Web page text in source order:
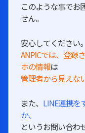
このような事でお
せん。
安心してください。
ANPICでは、登録
ホの情報は
管理者から見えな
また、 LINE連携を
か、
というお問い合わ